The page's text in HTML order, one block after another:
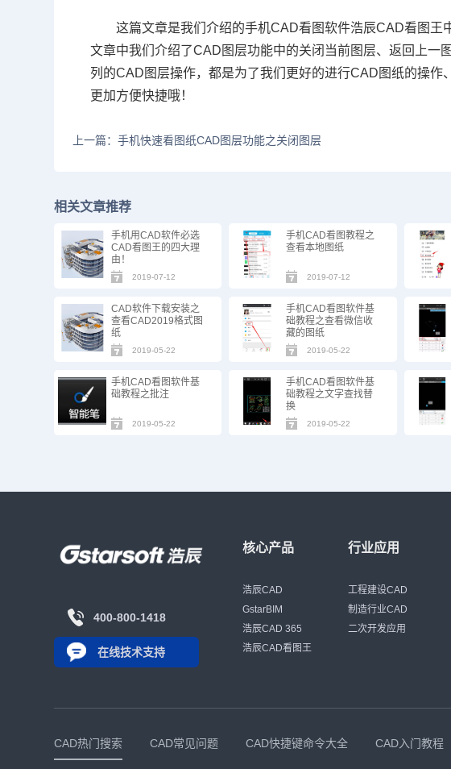
这篇文章是我们介绍的手机CAD看图软件浩辰CAD看图
文章中我们介绍了CAD图层功能中的关闭当前图层、返回上一
列的CAD图层操作，都是为了我们更好的进行CAD图纸的操作
更加方便快捷哦！
上一篇：手机快速看图纸CAD图层功能之关闭图层
相关文章推荐
手机用CAD软件必选
CAD看图王的四大理
由！
2019-07-12
手机CAD看图教程之
查看本地图纸
2019-07-12
CAD软件下载安装之
查看CAD2019格式图
纸
2019-05-22
手机CAD看图软件基
础教程之查看微信收
藏的图纸
2019-05-22
手机CAD看图软件基
础教程之批注
2019-05-22
手机CAD看图软件基
础教程之文字查找替
换
2019-05-22
400-800-1418
在线技术支持
核心产品
浩辰CAD
GstarBIM
浩辰CAD 365
浩辰CAD看图王
行业应用
工程建设CAD
制造行业CAD
二次开发应用
CAD热门搜索 CAD常见问题 CAD快捷键命令大全 CAD入门教程